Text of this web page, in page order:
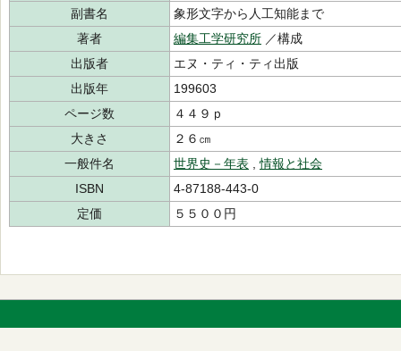
副書名
象形文字から人工知能まで
著者
編集工学研究所 ／構成
出版者
エヌ・ティ・ティ出版
出版年
199603
ページ数
４４９ｐ
大きさ
２６㎝
一般件名
世界史－年表 ,情報と社会
ISBN
4-87188-443-0
定価
５５００円